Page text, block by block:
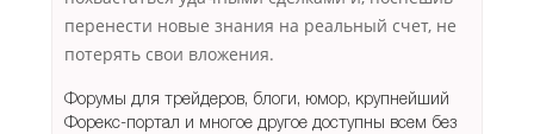
перенести новые знания на реальный счет, не
потерять свои вложения.
Форумы для трейдеров, блоги, юмор, крупнейший
Форекс-портал и многое другое доступны всем без